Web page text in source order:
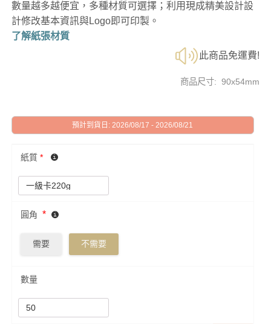
數量越多越便宜，多種材質可選擇；利用現成精美設計設
計修改基本資訊與Logo即可印製。
了解紙張材質
此商品免運費!
商品尺寸: 90x54mm
預計到貨日: 2026/08/17 - 2026/08/21
紙質 *
圓角 *
需要 不需要
數量